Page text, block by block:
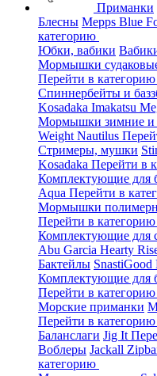
Приманки
Блесны Mepps Blue
категорию
Юбки, вабики
Мормышки
Перейти в категорию
Спиннербейты и
Kosadaka Imakatsu
Мормышки зимние и
Weight Nautilus
Стримеры, мушки
Kosadaka Перейти в
Комплектующие для
Aqua Перейти в
Мормышки
Перейти в категорию
Комплектующие для
Abu Garcia Hearty
Бактейлы SnastiGood
Комплектующие для
Перейти в категорию
Морские приманки
Перейти в категорию
Баланслаги Jig It
Воблеры Jackall
категорию